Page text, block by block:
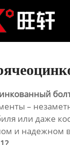
–
или даже
и надежном